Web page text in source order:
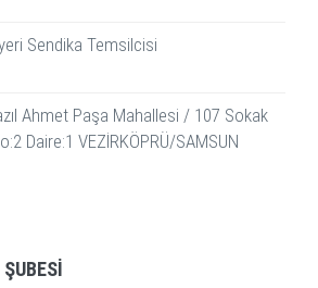
Sendika Temsilcisi
Ahmet Paşa Mahallesi / 107 Sokak
Daire:1 VEZİRKÖPRÜ/SAMSUN